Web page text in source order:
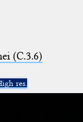
(C.3.6)
res.